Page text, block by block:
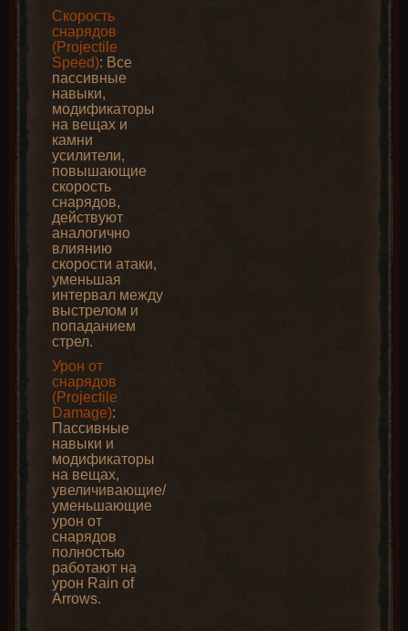
Скорость
снарядов
(Projectile
Speed): Все
пассивные
навыки,
модификаторы
на вещах и
камни
усилители,
повышающие
скорость
снарядов,
действуют
аналогично
влиянию
скорости атаки,
уменьшая
интервал между
выстрелом и
попаданием
стрел.
Урон от
снарядов
(Projectile
Damage):
Пассивные
навыки и
модификаторы
на вещах,
увеличивающие/
уменьшающие
урон от
снарядов
полностью
работают на
урон Rain of
Arrows.